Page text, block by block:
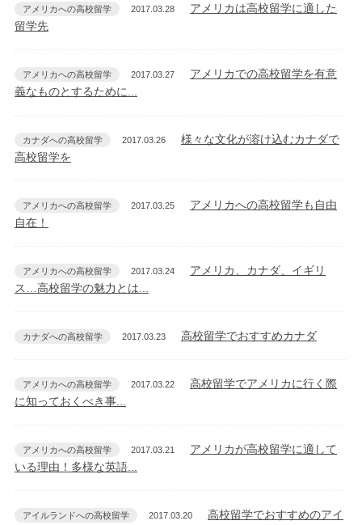
アメリカへの高校留学 2017.03.28
アメリカは高校留学に適した
留学先
アメリカへの高校留学 2017.03.27
アメリカでの高校留学を有意
義なものとするために...
カナダへの高校留学 2017.03.26
様々な文化が溶け込むカナダで
高校留学を
アメリカへの高校留学 2017.03.25
アメリカへの高校留学も自由
自在！
アメリカへの高校留学 2017.03.24
アメリカ、カナダ、イギリ
ス…高校留学の魅力とは...
カナダへの高校留学 2017.03.23 高校留学でおすすめカナダ
アメリカへの高校留学 2017.03.22
高校留学でアメリカに行く際
に知っておくべき事...
アメリカへの高校留学 2017.03.21
アメリカが高校留学に適して
いる理由！多様な英語...
アイルランドへの高校留学 2017.03.20
高校留学でおすすめのアイ